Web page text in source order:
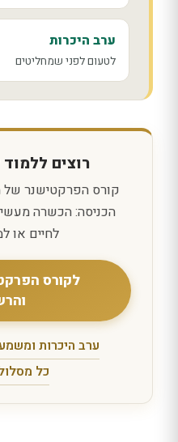
ערב היכרות
לטעום לפני שמחליטים
רוצים ללמוד NLP ברצינות?
קורס הפרקטישנר של
הכניסה: הכשרה
לחיים או
לקורס
ערב היכרות
כל